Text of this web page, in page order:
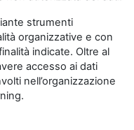
strumenti
organizzative e con
indicate. Oltre al
accesso ai dati
nell’organizzazione